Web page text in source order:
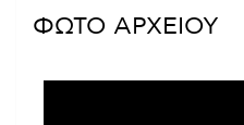
ΦΩΤΟ ΑΡΧΕΙΟΥ